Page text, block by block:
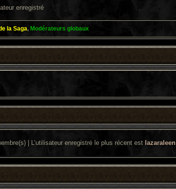
enregistré
la Saga, Modérateurs globaux
| L’utilisateur enregistré le plus récent est lazaraleen